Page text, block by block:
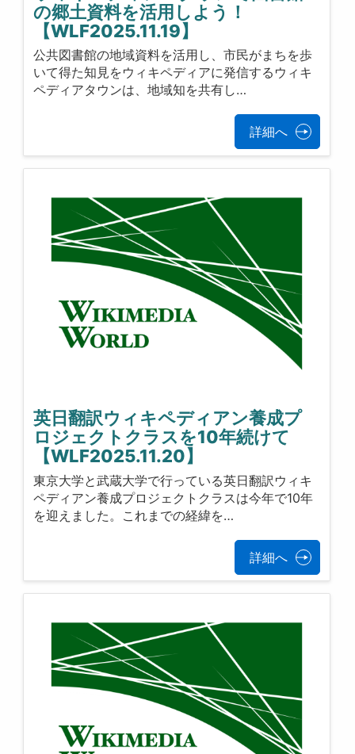
の郷土資料を活用しよう！
【WLF2025.11.19】
公共図書館の地域資料を活用し、市民がまちを歩
いて得た知見をウィキペディアに発信するウィキ
ペディアタウンは、地域知を共有し…
詳細へ
英日翻訳ウィキペディアン養成プ
ロジェクトクラスを10年続けて
【WLF2025.11.20】
東京大学と武蔵大学で行っている英日翻訳ウィキ
ペディアン養成プロジェクトクラスは今年で10年
を迎えました。これまでの経緯を…
詳細へ